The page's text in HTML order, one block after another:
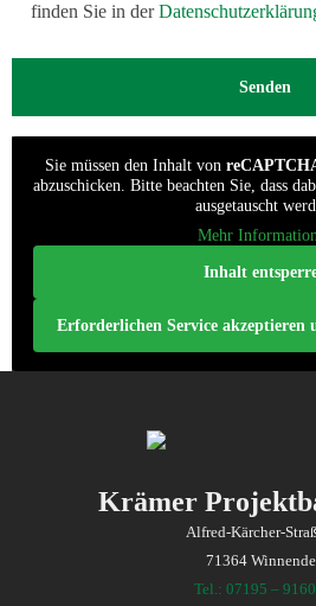
finden Sie in der
Sie müssen den Inhalt von
abzuschicken. Bitte beachten Sie, dass
ausgetauscht
Mehr
Inhalt
Erforderlichen Service akzeptieren
Krämer
Alfred-Kärcher-
71364
Tel.: 07195 –